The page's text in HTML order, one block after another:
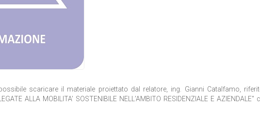
scaricare il materiale proiettato dal relatore, ing. Gianni Catalfamo,
ALLA MOBILITA’ SOSTENIBILE NELL’AMBITO RESIDENZIALE E